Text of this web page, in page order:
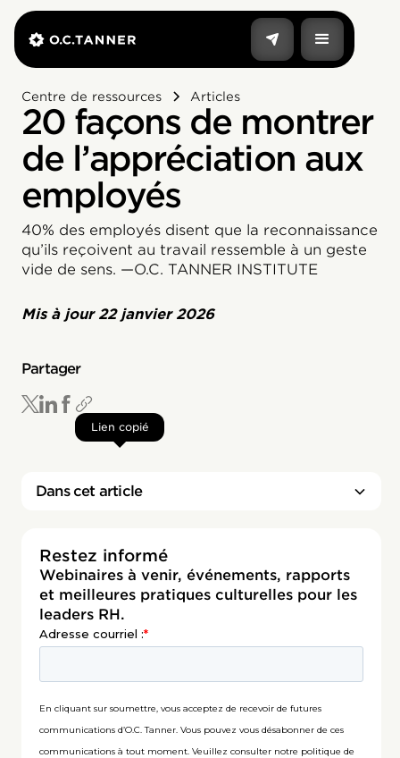
Centre de ressources Articles
20 façons de montrer
de l’appréciation aux
employés
40% des employés disent que la reconnaissance
qu’ils reçoivent au travail ressemble à un geste
vide de sens. —O.C. TANNER INSTITUTE
Mis à jour 22 janvier 2026
Partager
Lien copié
Dans cet article
Restez informé
Webinaires à venir, événements, rapports
et meilleures pratiques culturelles pour les
leaders RH.